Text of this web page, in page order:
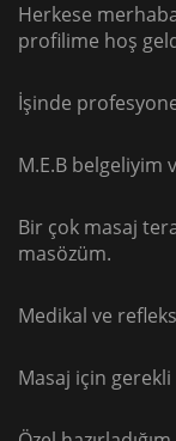
Herkese
profilime hoş
İşinde
M.E.B belgeliyim
Bir çok masaj
masözüm.
Medikal ve
Masaj için